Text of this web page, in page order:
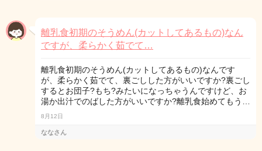
離乳食初期のそうめん(カットしてあるもの)なん
ですが、柔らかく茹でて…
離乳食初期のそうめん(カットしてあるもの)なんです
が、柔らかく茹でて、裏ごしした方がいいですか?裏ごし
するとお団子?もち?みたいになっちゃうんですけど、お
湯か出汁でのばした方がいいですか?離乳食始めてもう…
8月12日
ななさん